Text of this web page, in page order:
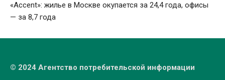
«Accent»: жилье в Москве окупается за 24,4 года, офисы
— за 8,7 года
© 2024 Агентство потребительской информации